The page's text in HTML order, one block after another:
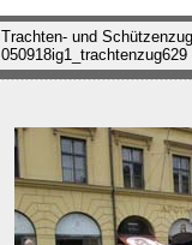
Trachten- und
050918ig1_trachtenzug629